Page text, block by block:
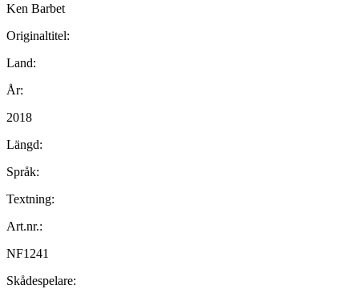
Ken Barbet
Originaltitel:
Land:
År:
2018
Längd:
Språk:
Textning:
Art.nr.:
NF1241
Skådespelare: